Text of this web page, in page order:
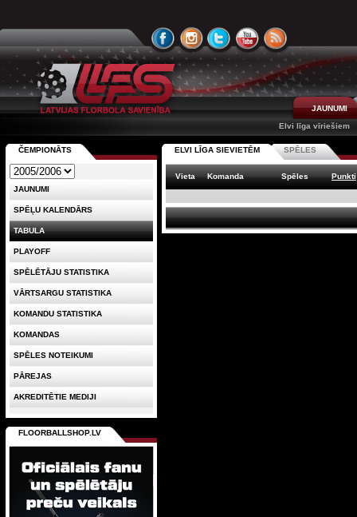
JAUNUMI
Elvi līga vīriešiem
ELVI LĪGA SIEVIETĒM SPĒLES
Vieta Komanda Spēles Punkti
ČEMPIONĀTS
JAUNUMI
SPĒĻU KALENDĀRS
TABULA
PLAYOFF
SPĒLĒTĀJU STATISTIKA
VĀRTSARGU STATISTIKA
KOMANDU STATISTIKA
KOMANDAS
SPĒLES NOTEIKUMI
PĀREJAS
AKREDITĒTIE MEDIJI
FLOORBALLSHOP.LV